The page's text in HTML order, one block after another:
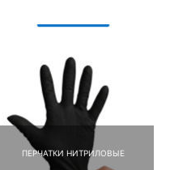
ПЕРЧАТКИ НИТРИЛОВЫЕ